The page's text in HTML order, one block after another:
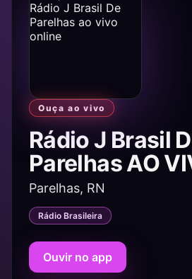
Ouça ao vivo
Rádio J Brasil
Parelhas AO
Parelhas, RN
Rádio Brasileira
Ouvir no app